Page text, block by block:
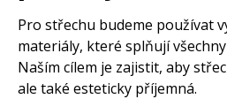
Pro střechu budeme používat
materiály, které splňují
Naším cílem je zajistit, aby
ale také esteticky příjemná.